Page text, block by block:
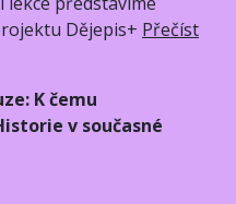
Dějepis+ Přečíst
K čemu
v současné